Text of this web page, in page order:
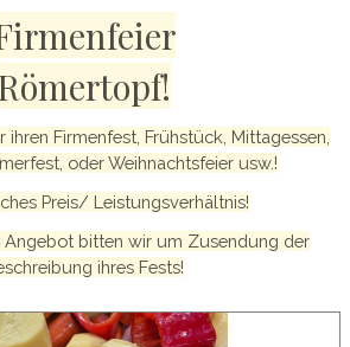
ihren Firmenfest, Frühstück, Mittagessen,
oder Weihnachtsfeier usw.!
Preis/ Leistungsverhältnis!
Angebot bitten wir um Zusendung der
ihres Fests!